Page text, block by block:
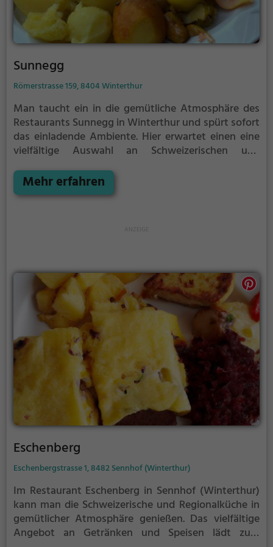
Sunnegg
Römerstrasse 159, 8404 Winterthur
Man taucht ein in die gemütliche Atmosphäre des
Restaurants Sunnegg in Winterthur und spürt sofort
das einladende Ambiente. Hier erwartet einen eine
vielfältige Auswahl an Schweizerischen und
zubereitet werden. Ob traditionelle Schweizer
Spezialitäten oder kreative Variationen - für jeden
möchte, ist im Restaurant Sunnegg bestens
aufgehoben.
Mehr erfahren
Eschenberg
Eschenbergstrasse 1, 8482 Sennhof (Winterthur)
Im Restaurant Eschenberg in Sennhof (Winterthur)
kann man die Schweizerische und Regionalküche in
gemütlicher Atmosphäre genießen. Das vielfältige
Angebot an Getränken und Speisen lädt zum